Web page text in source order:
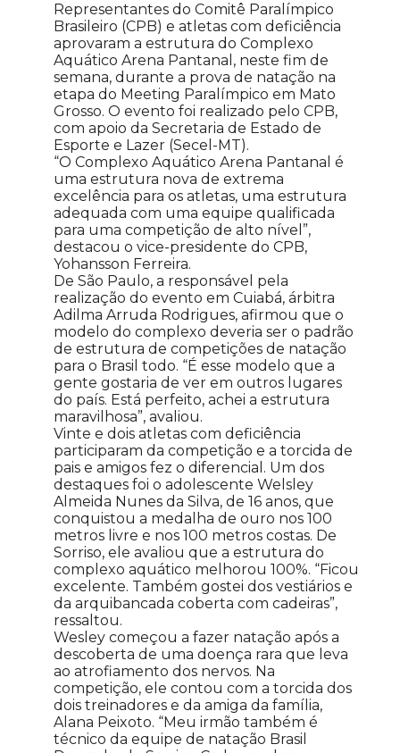
Representantes do Comitê Paralímpico
Brasileiro (CPB) e atletas com deficiência
aprovaram a estrutura do Complexo
Aquático Arena Pantanal, neste fim de
semana, durante a prova de natação na
etapa do Meeting Paralímpico em Mato
Grosso. O evento foi realizado pelo CPB,
com apoio da Secretaria de Estado de
Esporte e Lazer (Secel-MT).
“O Complexo Aquático Arena Pantanal é
uma estrutura nova de extrema
excelência para os atletas, uma estrutura
adequada com uma equipe qualificada
para uma competição de alto nível”,
destacou o vice-presidente do CPB,
Yohansson Ferreira.
De São Paulo, a responsável pela
realização do evento em Cuiabá, árbitra
Adilma Arruda Rodrigues, afirmou que o
modelo do complexo deveria ser o padrão
de estrutura de competições de natação
para o Brasil todo. “É esse modelo que a
gente gostaria de ver em outros lugares
do país. Está perfeito, achei a estrutura
maravilhosa”, avaliou.
Vinte e dois atletas com deficiência
participaram da competição e a torcida de
pais e amigos fez o diferencial. Um dos
destaques foi o adolescente Welsley
Almeida Nunes da Silva, de 16 anos, que
conquistou a medalha de ouro nos 100
metros livre e nos 100 metros costas. De
Sorriso, ele avaliou que a estrutura do
complexo aquático melhorou 100%. “Ficou
excelente. Também gostei dos vestiários e
da arquibancada coberta com cadeiras”,
ressaltou.
Wesley começou a fazer natação após a
descoberta de uma doença rara que leva
ao atrofiamento dos nervos. Na
competição, ele contou com a torcida dos
dois treinadores e da amiga da família,
Alana Peixoto. “Meu irmão também é
técnico da equipe de natação Brasil